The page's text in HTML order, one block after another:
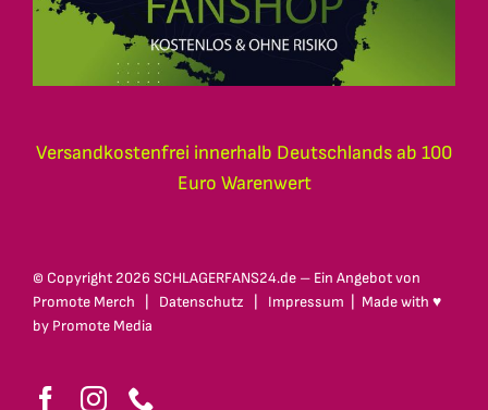
Versandkostenfrei innerhalb Deutschlands ab 100
Euro Warenwert
© Copyright 2026 SCHLAGERFANS24.de – Ein Angebot von
Promote Merch
Datenschutz Impressum | Made with ♥
by Promote Media